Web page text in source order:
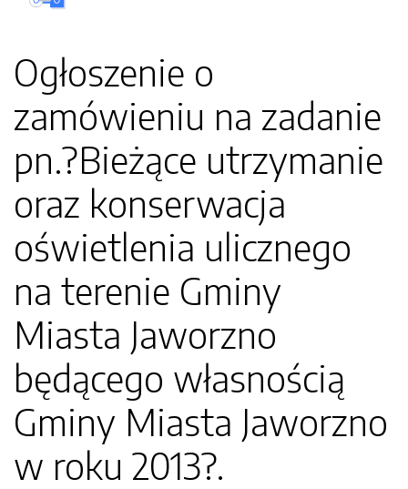
Ogłoszenie o
zamówieniu na zadanie
pn.?Bieżące utrzymanie
oraz konserwacja
oświetlenia ulicznego
na terenie Gminy
Miasta Jaworzno
będącego własnością
Gminy Miasta Jaworzno
w roku 2013?.